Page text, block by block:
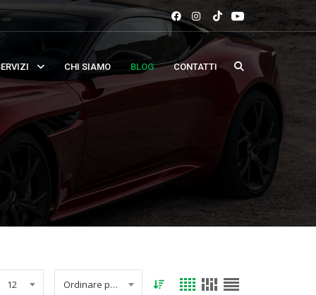
CHI SIAMO BLOG CONTATTI
12 Ordinare per data